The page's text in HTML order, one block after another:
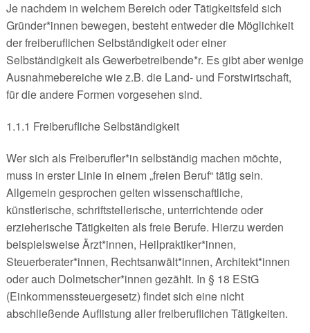
Je nachdem in welchem Bereich oder Tätigkeitsfeld sich
Gründer*innen bewegen, besteht entweder die Möglichkeit
der freiberuflichen Selbständigkeit oder einer
Selbständigkeit als Gewerbetreibende*r. Es gibt aber wenige
Ausnahmebereiche wie z.B. die Land- und Forstwirtschaft,
für die andere Formen vorgesehen sind.
1.1.1 Freiberufliche Selbständigkeit
Wer sich als Freiberufler*in selbständig machen möchte,
muss in erster Linie in einem „freien Beruf“ tätig sein.
Allgemein gesprochen gelten wissenschaftliche,
künstlerische, schriftstellerische, unterrichtende oder
erzieherische Tätigkeiten als freie Berufe. Hierzu werden
beispielsweise Ärzt*innen, Heilpraktiker*innen,
Steuerberater*innen, Rechtsanwält*innen, Architekt*innen
oder auch Dolmetscher*innen gezählt. In § 18 EStG
(Einkommenssteuergesetz) findet sich eine nicht
abschließende Auflistung aller freiberuflichen Tätigkeiten.